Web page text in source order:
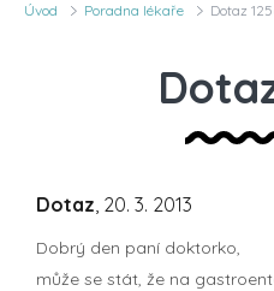
Úvod Poradna lékaře Dotaz
Dotaz, 20. 3. 2013
Dobrý den paní doktorko,
může se stát, že na